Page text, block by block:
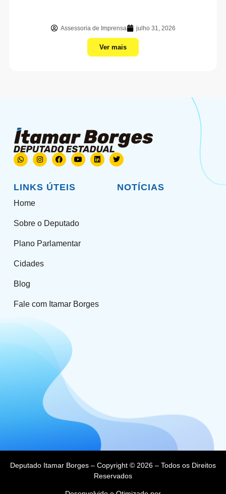
Assessoria de Imprensa julho 31, 2026
Ver mais
LINKS ÚTEIS
Home
Sobre o Deputado
Plano Parlamentar
Cidades
Blog
Fale com Itamar Borges
NOTÍCIAS
Deputado Itamar Borges – Copyright © 2026 – Todos os Direitos
Reservados